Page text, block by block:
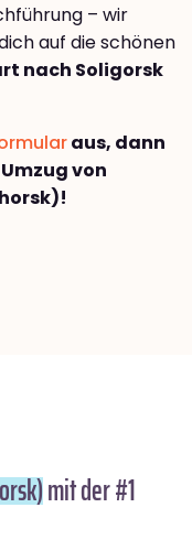
– wir
auf die schönen
nach Soligorsk
aus, dann
von
mit der #1